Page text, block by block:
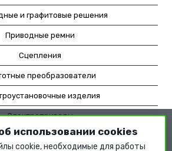
и графитовые решения
Приводные ремни
Сцепления
преобразователи
изделия
Электроприводы
оборудование
использовании cookies
cookie, необходимые для работы